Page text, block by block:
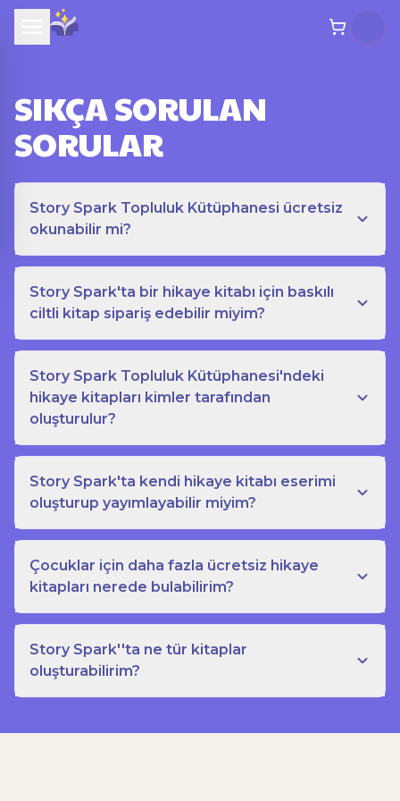
SIKÇA SORULAN
SORULAR
Story Spark Topluluk Kütüphanesi ücretsiz
okunabilir mi?
Story Spark'ta bir hikaye kitabı için baskılı
ciltli kitap sipariş edebilir miyim?
Story Spark Topluluk Kütüphanesi'ndeki
hikaye kitapları kimler tarafından
oluşturulur?
Story Spark'ta kendi hikaye kitabı eserimi
oluşturup yayımlayabilir miyim?
Çocuklar için daha fazla ücretsiz hikaye
kitapları nerede bulabilirim?
Story Spark''ta ne tür kitaplar
oluşturabilirim?